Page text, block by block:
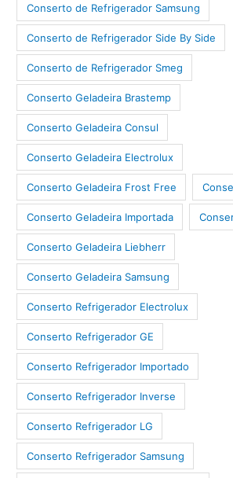
Conserto de Refrigerador Samsung
Conserto de Refrigerador Side By Side
Conserto de Refrigerador Smeg
Conserto Geladeira Brastemp
Conserto Geladeira Consul
Conserto Geladeira Electrolux
Conserto Geladeira Frost Free
Conserto Geladeira Importada
Conserto Geladeira Liebherr
Conserto Geladeira Samsung
Conserto Refrigerador Electrolux
Conserto Refrigerador GE
Conserto Refrigerador Importado
Conserto Refrigerador Inverse
Conserto Refrigerador LG
Conserto Refrigerador Samsung